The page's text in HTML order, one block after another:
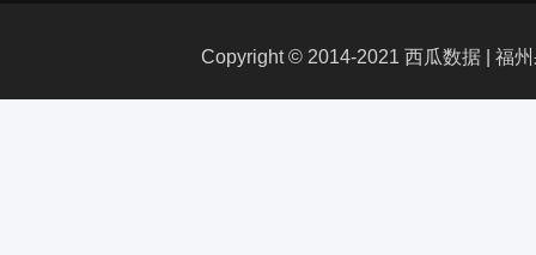
Copyright © 2014-2021 西瓜数据 | 福